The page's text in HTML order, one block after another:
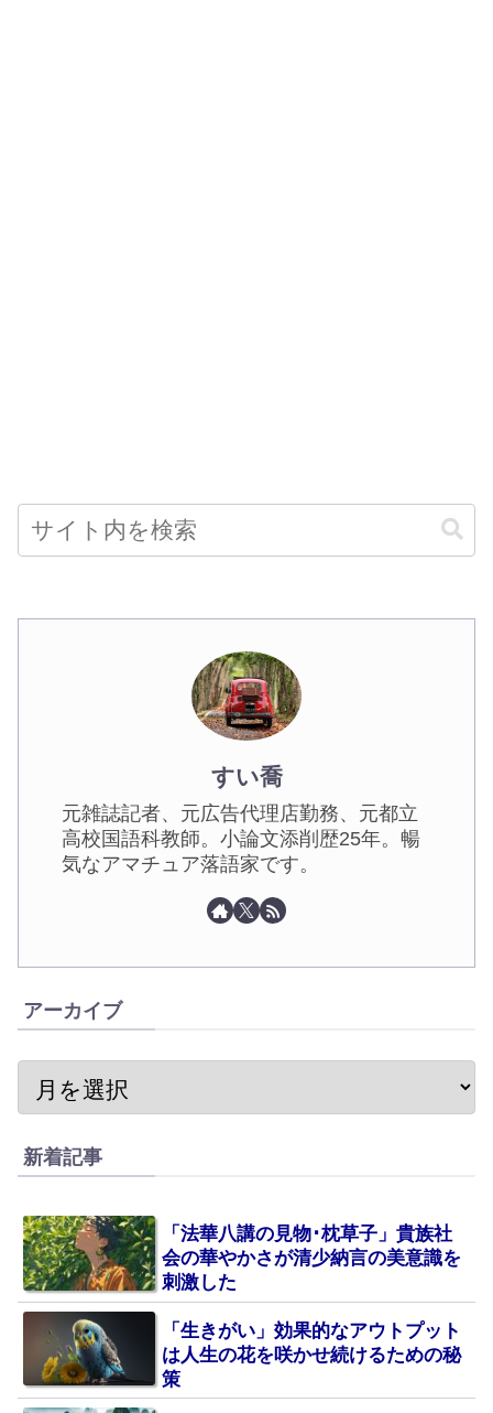
すい喬
元雑誌記者、元広告代理店勤務、元都立
高校国語科教師。小論文添削歴25年。暢
気なアマチュア落語家です。
アーカイブ
新着記事
「法華八講の見物･枕草子」貴族社
会の華やかさが清少納言の美意識を
刺激した
「生きがい」効果的なアウトプット
は人生の花を咲かせ続けるための秘
策